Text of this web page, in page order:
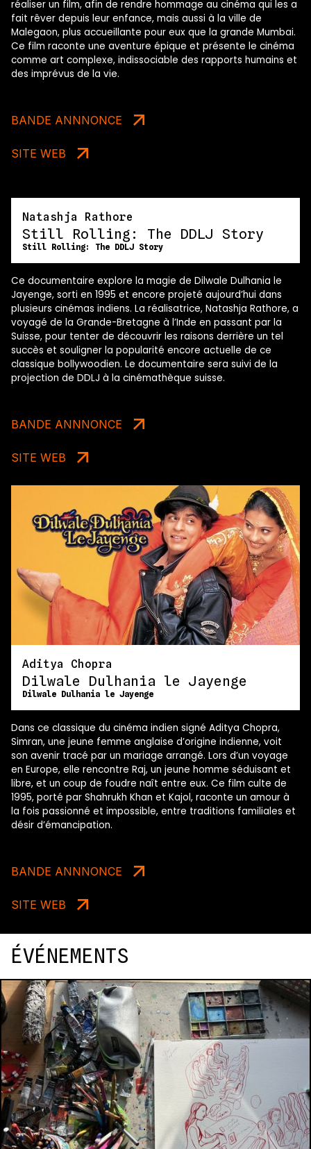
réaliser un film, afin de rendre hommage au cinéma qui les a
fait rêver depuis leur enfance, mais aussi à la ville de
Malegaon, plus accueillante pour eux que la grande Mumbai.
Ce film raconte une aventure épique et présente le cinéma
comme art complexe, indissociable des rapports humains et
des imprévus de la vie.
BANDE ANNNONCE
SITE WEB
Natashja Rathore
Still Rolling: The DDLJ Story
Still Rolling: The DDLJ Story
Ce documentaire explore la magie de Dilwale Dulhania le
Jayenge, sorti en 1995 et encore projeté aujourd’hui dans
plusieurs cinémas indiens. La réalisatrice, Natashja Rathore, a
voyagé de la Grande-Bretagne à l’Inde en passant par la
Suisse, pour tenter de découvrir les raisons derrière un tel
succès et souligner la popularité encore actuelle de ce
classique bollywoodien. Le documentaire sera suivi de la
projection de DDLJ à la cinémathèque suisse.
BANDE ANNNONCE
SITE WEB
Aditya Chopra
Dilwale Dulhania le Jayenge
Dilwale Dulhania le Jayenge
Dans ce classique du cinéma indien signé Aditya Chopra,
Simran, une jeune femme anglaise d’origine indienne, voit
son avenir tracé par un mariage arrangé. Lors d’un voyage
en Europe, elle rencontre Raj, un jeune homme séduisant et
libre, et un coup de foudre naît entre eux. Ce film culte de
1995, porté par Shahrukh Khan et Kajol, raconte un amour à
la fois passionné et impossible, entre traditions familiales et
désir d’émancipation.
BANDE ANNNONCE
SITE WEB
ÉVÉNEMENTS